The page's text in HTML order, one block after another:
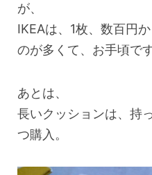
が、
IKEAは、1枚、数百円
のが多くて、お手頃です
あとは、
長いクッションは、持
つ購入。